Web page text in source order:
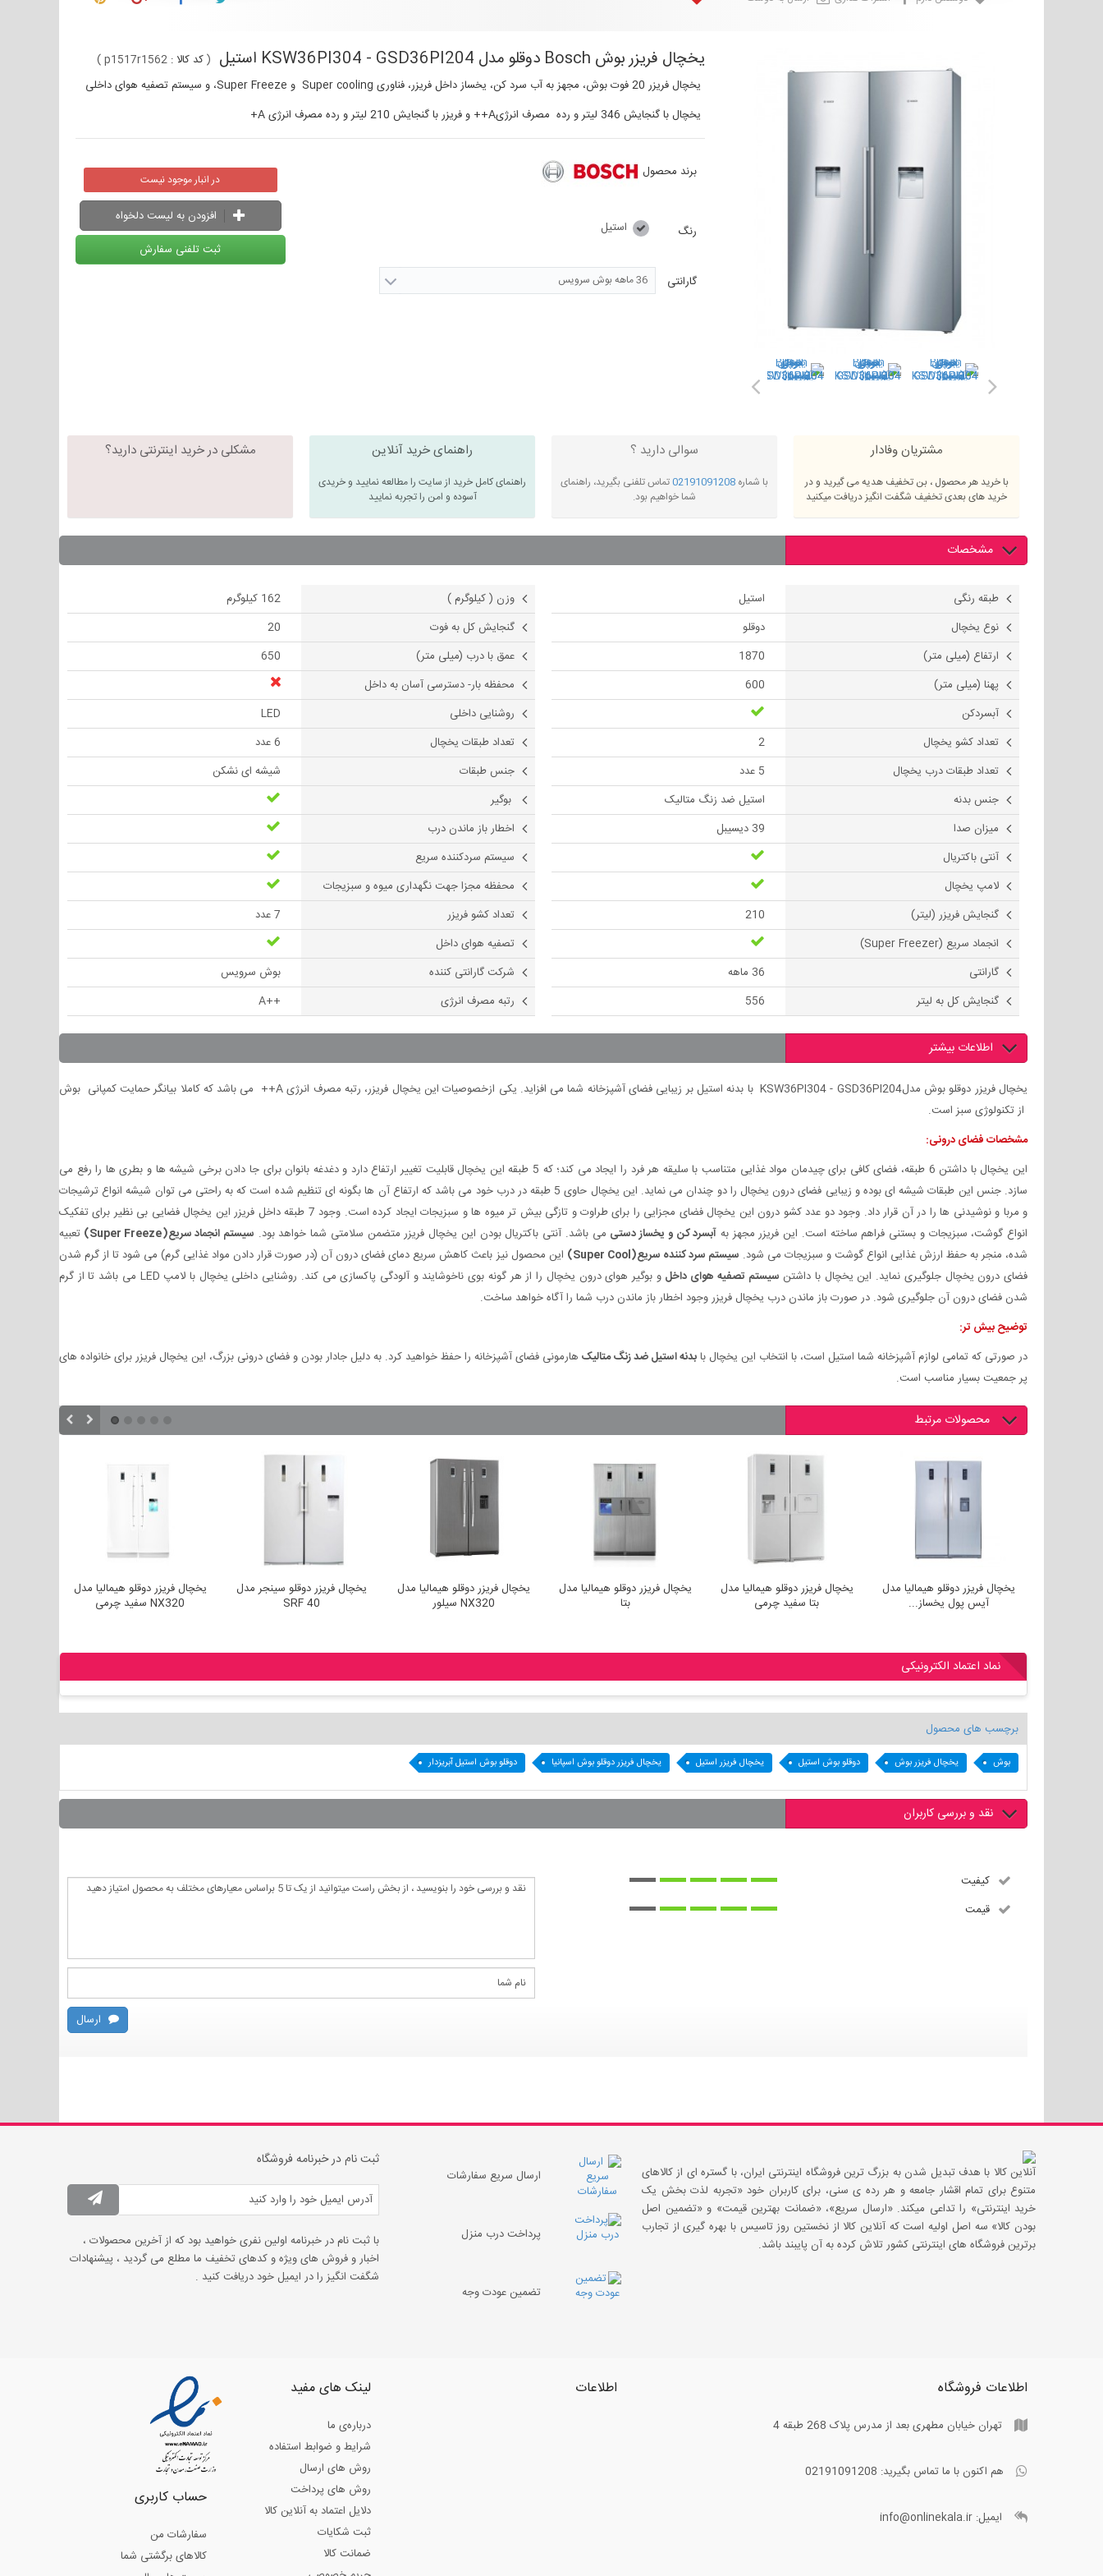
یخچال فریزر بوش Bosch دوقلو مدل KSW36PI304 - GSD36PI204 استیل (کد کالا : p1517r1562
)
یخچال فریزر 20 فوت بوش، مجهز به آب سرد کن، یخساز داخل فریزر، فناوری Super cooling و Super Freeze، و سیستم تصفیه هوای داخلی
یخچال با گنجایش 346 لیتر و رده مصرف انرژیA++ و فریزر با گنجایش 210 لیتر و رده مصرف انرژی A+
برند محصول
رنگ استیل
گارانتی 36 ماهه بوش سرویس
در انبار موجود نیست
افزودن به لیست دلخواه
ثبت تلفنی سفارش
مشتریان وفادار
با خرید هر محصول ، بن تخفیف هدیه می گیرید و در
خرید های بعدی تخفیف شگفت انگیز دریافت میکنید
سوالی دارید ؟
با شماره 02191091208تماس تلفنی بگیرید، راهنمای
شما خواهیم بود.
راهنمای خرید آنلاین
راهنمای کامل خرید از سایت را مطالعه نمایید و خریدی
آسوده و امن را تجربه نمایید
مشکلی در خرید اینترنتی دارید؟
مشخصات
طبقه رنگی استیل وزن ( کیلوگرم )
162 کیلوگرم
نوع یخچال
دوقلو گنجایش کل به فوت
20
ارتفاع (میلی متر)
1870 عمق با درب (میلی متر)
650
پهنا (میلی متر)
600
محفظه بار- دسترسی آسان به داخل
آبسردکن
روشنایی داخلی
LED
تعداد کشو یخچال
2 تعداد طبقات یخچال
6 عدد
تعداد طبقات درب یخچال
5 عدد جنس طبقات
شیشه ای نشکن
جنس بدنه
استیل ضد زنگ متالیک
بوگیر
ميزان صدا
39 دیسیبل
اخطار باز ماندن درب
آنتی باکتریال
سیستم سردکننده سریع
لامپ یخچال
محفظه مجزا جهت نگهداری میوه و سبزیجات
گنجايش فريزر (لیتر)
210 تعداد کشو فریزر
7 عدد
انجماد سریع (Super Freezer)
تصفیه هوای داخل
گارانتی
36 ماهه شرکت گارانتی کننده
بوش سرویس
گنجایش کل به لیتر
556 رتبه مصرف انرژی ++A
اطلاعات بیشتر
یخچال فریزر دوقلو بوش مدلKSW36PI304 - GSD36PI204 با بدنه استیل بر زیبایی فضای آشپزخانه شما می افزاید. یکی ازخصوصیات این یخچال فریزر، رتبه مصرف انرژی A++ می باشد که کاملا بیانگر حمایت کمپانی بوش
از تکنولوژی سبز است.
مشخصات فضای درونی:
این یخچال با داشتن 6 طبقه، فضای کافی برای چیدمان مواد غذایی متناسب با سلیقه هر فرد را ایجاد می کند؛ که 5 طبقه این یخچال قابلیت تغییر ارتفاع دارد و دغدغه بانوان برای جا دادن برخی شیشه ها و بطری ها را رفع می
سازد. جنس این طبقات شیشه ای بوده و زیبایی فضای درون یخچال را دو چندان می نماید. این یخچال حاوی 5 طبقه در درب خود می باشد که ارتفاع آن ها بگونه ای تنظیم شده است که به راحتی می توان شیشه انواع ترشیجات
و مربا و نوشیدنی ها را در آن قرار داد. وجود دو عدد کشو درون این یخچال فضای مجزایی را برای طراوت و تازگی بیش تر میوه ها و سبزیجات ایجاد کرده است. وجود 7 طبقه داخل فریزر این یخچال فضایی بی نظیر برای تفکیک
انواع گوشت، سبزیجات و بستنی فراهم ساخته است. این فریزر مجهز به آبسرد کن و یخساز دستی می باشد. آنتی باکتریال بودن این یخچال فریزر متضمن سلامتی شما خواهد بود. سیستم انجماد سریع(Super Freeze
) تعبیه
شده، منجر به حفظ ارزش غذایی انواع گوشت و سبزیجات می شود. سیستم سرد کننده سریع(Super Cool
) این محصول نیز باعث کاهش سریع دمای فضای درون آن (در صورت قرار دادن مواد غذایی گرم) می شود تا از گرم شدن
فضای درون یخچال جلوگیری نماید. این یخچال با داشتن سیستم تصفیه هوای داخل
و بوگیر هوای درون یخچال را از هر گونه بوی ناخوشایند و آلودگی پاکسازی می کند. روشنایی داخلی یخچال با لامپ LED می باشد تا از گرم
شدن فضای درون آن جلوگیری شود. در صورت باز ماندن درب یخچال فریزر وجود اخطار باز ماندن درب شما را آگاه خواهد ساخت.
توضیح بیش تر:
در صورتی که تمامی لوازم آشپزخانه شما استیل است، با انتخاب این یخچال بابدنه استیل ضد زنگ متالیک هارمونی فضای آشپزخانه را حفظ خواهید کرد. به دلیل جادار بودن و فضای درونی بزرگ، این یخچال فریزر برای خانواده های
پر جمعیت بسیار مناسب است.
محصولات مرتبط
یخچال فریزر دوقلو هیمالیا مدل
NX320 سفید چرمی
یخچال فریزر دوقلو سینجر مدل
یخچال فریزر دوقلو هیمالیا مدل
یخچال فریزر دوقلو هیمالیا مدل
یخچال فریزر دوقلو هیمالیا مدل
یخچال فریزر دوقلو هیمالیا مدل
آیس پول یخساز...
یخچال فریزر دوقلو هیمالیا مدل
نماد اعتماد الکترونیکی
برچسب های محصول
بوش یخچال فریزر بوش دوقلو بوش استیل یخچال فریزر استیل یخچال فریزر دوقلو بوش اسپانیا دوقلو بوش استیل آبریزدار
نقد و بررسی کاربران
کیفیت
قیمت
ارسال
آنلاین کالا با هدف تبدیل شدن به بزرگ ترین فروشگاه اینترنتی ایران، با گستره ای از کالاهای
متنوع برای تمام اقشار جامعه و هر رده ی سنی، برای کاربران خود «تجربه لذت بخش یک
خرید اینترنتی» را تداعی میکند. «ارسال سریع»، «ضمانت بهترین قیمت» و «تضمین اصل
بودن کالا» سه اصل اولیه است که آنلاین کالا از نخستین روز تاسیس با بهره گیری از تجارب
برترین فروشگاه های اینترنتی کشور تلاش کرده به آن پایبند باشد.
ارسال سریع سفارشات
پرداخت درب منزل
تضمین عودت وجه
ثبت نام در خبرنامه فروشگاه
با ثبت نام در خبرنامه اولین نفری خواهید بود که از آخرین محصولات ،
اخبار و فروش های ویژه و کدهای تخفیف ما مطلع می گردید ، پیشنهادات
شگفت انگیز را در ایمیل خود دریافت کنید .
اطلاعات فروشگاه
تهران خیابان مطهری بعد از مدرس پلاک 268 طبقه 4
هم اکنون با ما تماس بگیرید: 02191091208
ایمیل: info@onlinekala.ir
اطلاعات لینک های مفید
درباره‌ی ما
شرایط و ضوابط استفاده
روش های ارسال
روش های پرداخت
دلایل اعتماد به آنلاین کالا
ثبت شکایات
ضمانت کالا
حساب کاربری
سفارشات من
کالاهای برگشتی شما